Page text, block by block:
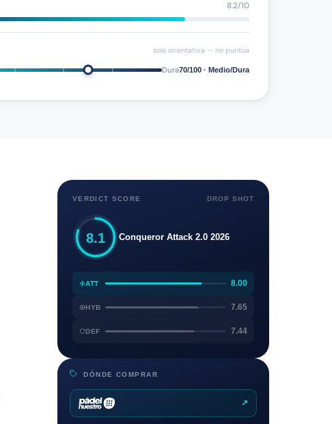
8.2/10
solo orientativa — no puntúa
Dura70/100 · Medio/Dura
VERDICT SCORE DROP SHOT
8.1 Conqueror Attack 2.0 2026
ATT 8.00
HYB 7.65
DEF 7.44
DÓNDE COMPRAR
↗